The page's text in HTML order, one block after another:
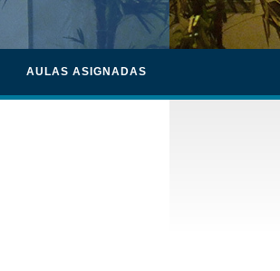
AULAS ASIGNADAS